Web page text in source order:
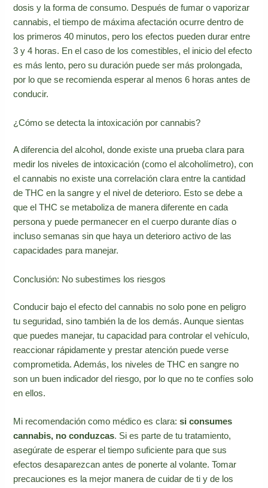
dosis y la forma de consumo. Después de fumar o vaporizar
cannabis, el tiempo de máxima afectación ocurre dentro de
los primeros 40 minutos, pero los efectos pueden durar entre
3 y 4 horas. En el caso de los comestibles, el inicio del efecto
es más lento, pero su duración puede ser más prolongada,
por lo que se recomienda esperar al menos 6 horas antes de
conducir.
¿Cómo se detecta la intoxicación por cannabis?
A diferencia del alcohol, donde existe una prueba clara para
medir los niveles de intoxicación (como el alcoholímetro), con
el cannabis no existe una correlación clara entre la cantidad
de THC en la sangre y el nivel de deterioro. Esto se debe a
que el THC se metaboliza de manera diferente en cada
persona y puede permanecer en el cuerpo durante días o
incluso semanas sin que haya un deterioro activo de las
capacidades para manejar.
Conclusión: No subestimes los riesgos
Conducir bajo el efecto del cannabis no solo pone en peligro
tu seguridad, sino también la de los demás. Aunque sientas
que puedes manejar, tu capacidad para controlar el vehículo,
reaccionar rápidamente y prestar atención puede verse
comprometida. Además, los niveles de THC en sangre no
son un buen indicador del riesgo, por lo que no te confíes solo
en ellos.
Mi recomendación como médico es clara:si consumes
cannabis, no conduzcas. Si es parte de tu tratamiento,
asegúrate de esperar el tiempo suficiente para que sus
efectos desaparezcan antes de ponerte al volante. Tomar
precauciones es la mejor manera de cuidar de ti y de los